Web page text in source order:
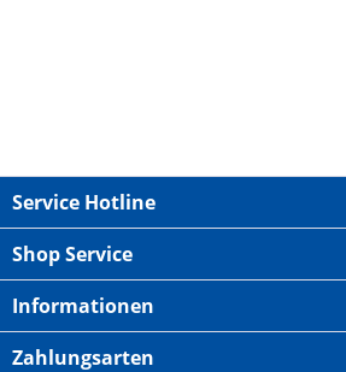
Service Hotline
Shop Service
Informationen
Zahlungsarten